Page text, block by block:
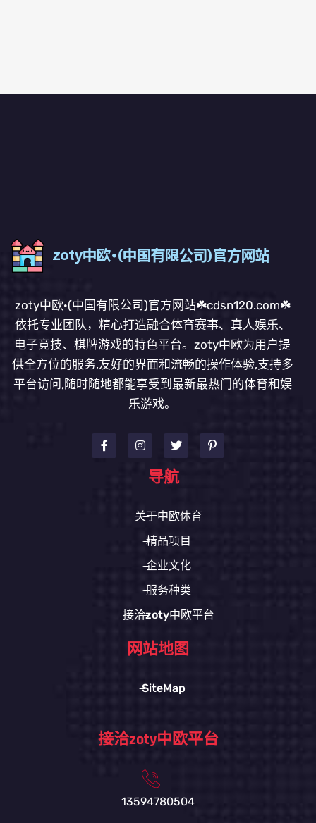
zoty中欧·(中国有限公司)官方网站☘️cdsn120.com☘️
依托专业团队，精心打造融合体育赛事、真人娱乐、
电子竞技、棋牌游戏的特色平台。zoty中欧为用户提
供全方位的服务,友好的界面和流畅的操作体验,支持多
平台访问,随时随地都能享受到最新最热门的体育和娱
乐游戏。
导航
关于中欧体育
精品项目
企业文化
服务种类
接洽zoty中欧平台
网站地图
SiteMap
接洽zoty中欧平台
13594780504